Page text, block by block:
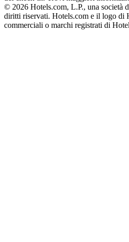
© 2026 Hotels.com, L.P., una società
diritti riservati. Hotels.com e il logo di
commerciali o marchi registrati di